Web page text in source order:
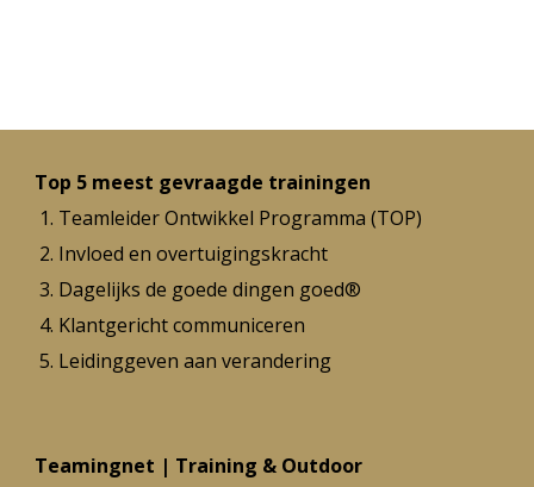
Top 5 meest gevraagde trainingen
Teamleider Ontwikkel Programma (TOP)
Invloed en overtuigingskracht
Dagelijks de goede dingen goed®
Klantgericht communiceren
Leidinggeven aan verandering
Teamingnet | Training & Outdoor